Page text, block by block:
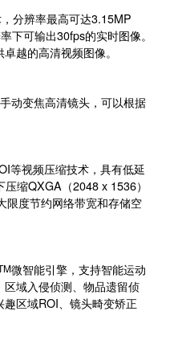
分辨率最高可达3.15MP
下可输出30fps的实时图像。
越的高清视频图像。
动变焦高清镜头，可以根据
等视频压缩技术，具有低延
缩QXGA（2048 x 1536）
限度节约网络带宽和存储空
微智能引擎，支持智能运动
域入侵侦测、物品遗留侦
区域ROI、镜头畸变矫正